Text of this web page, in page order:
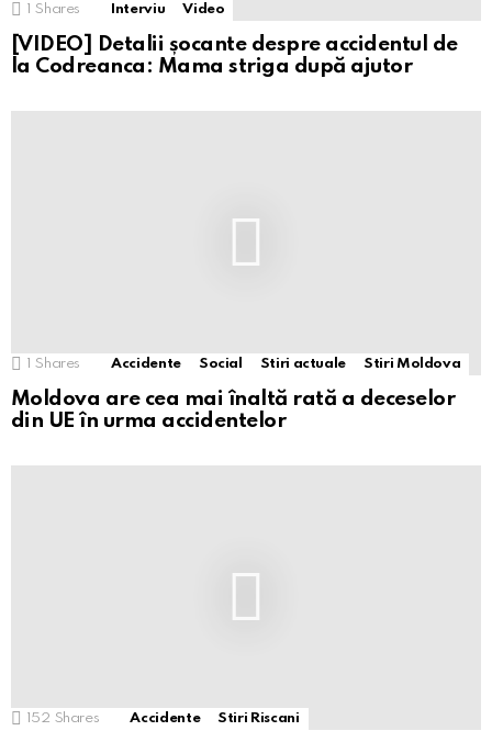
Shares Interviu Video
[VIDEO] Detalii șocante despre accidentul de
la Codreanca: Mama striga după ajutor
Shares Accidente Social Stiri actuale Stiri Moldova
Moldova are cea mai înaltă rată a deceselor
din UE în urma accidentelor
152 Shares Accidente Stiri Riscani